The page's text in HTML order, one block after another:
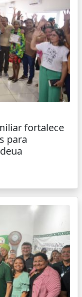
fortalece
para